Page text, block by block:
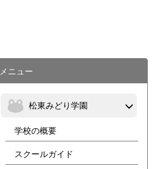
メニュー
松東みどり学園
学校の概要
スクールガイド